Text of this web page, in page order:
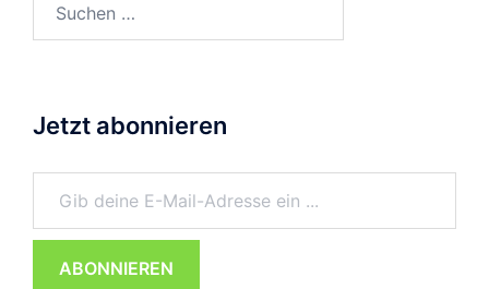
nach:
Jetzt abonnieren
Gib deine E-Mail-Adresse ein ...
ABONNIEREN